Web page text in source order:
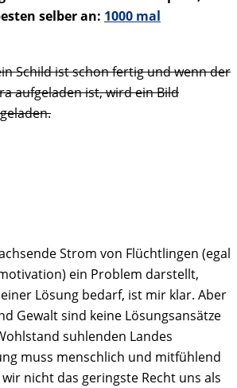
selber an: 1000 mal
Schild ist schon fertig und wenn der
aufgeladen ist, wird ein Bild
Strom von Flüchtlingen (egal
ein Problem darstellt,
Lösung bedarf, ist mir klar. Aber
Gewalt sind keine Lösungsansätze
suhlenden Landes
muss menschlich und mitfühlend
nicht das geringste Recht uns als